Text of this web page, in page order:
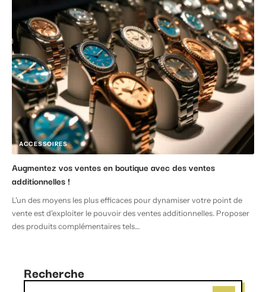
ACCESSOIRES
Augmentez vos ventes en boutique avec des ventes
additionnelles !
L'un des moyens les plus efficaces pour dynamiser votre point de
vente est d'exploiter le pouvoir des ventes additionnelles. Proposer
des produits complémentaires tels…
Recherche